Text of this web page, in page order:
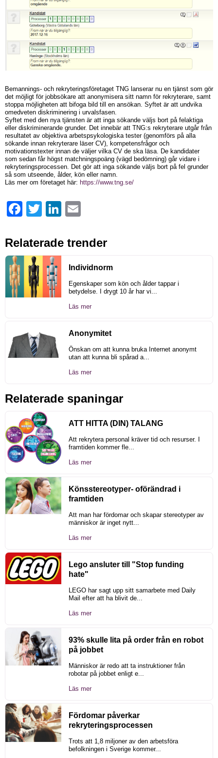
Bemannings- och rekryteringsföretaget TNG lanserar nu en tjänst som gör
det möjligt för jobbsökare att anonymisera sitt namn för rekryterare, samt
stoppa möjligheten att bifoga bild till en ansökan. Syftet är att undvika
omedveten diskriminering i urvalsfasen.
Syftet med den nya tjänsten är att inga sökande väljs bort på felaktiga
eller diskriminerande grunder. Det innebär att TNG:s rekryterare utgår från
resultatet av objektiva arbetspsykologiska tester (genomförs på alla
sökande innan rekryterare läser CV), kompetensfrågor och
motivationstexter innan de väljer vilka CV de ska läsa. De kandidater
som sedan får högst matchningspoäng (vägd bedömning) går vidare i
rekryteringsprocessen. Det gör att inga sökande väljs bort på fel grunder
så som utseende, ålder, kön eller namn.
Läs mer om företaget här: https://www.tng.se/
FacebookTwitter LinkedIn
Relaterade trender
Individnorm
Egenskaper som kön och ålder tappar i
betydelse. I drygt 10 år har vi...
Läs mer
Anonymitet
Önskan om att kunna bruka Internet anonymt
utan att kunna bli spårad a...
Läs mer
Relaterade spaningar
ATT HITTA (DIN) TALANG
Att rekrytera personal kräver tid och resurser. I
framtiden kommer fle...
Läs mer
Könsstereotyper- oförändrad i
framtiden
Att man har fördomar och skapar stereotyper av
människor är inget nytt...
Läs mer
Lego ansluter till "Stop funding
hate"
LEGO har sagt upp sitt samarbete med Daily
Mail efter att ha blivit de...
Läs mer
93% skulle lita på order från en robot
på jobbet
Människor är redo att ta instruktioner från
robotar på jobbet enligt e...
Läs mer
Fördomar påverkar
rekryteringsprocessen
Trots att 1,8 miljoner av den arbetsföra
befolkningen i Sverige kommer...